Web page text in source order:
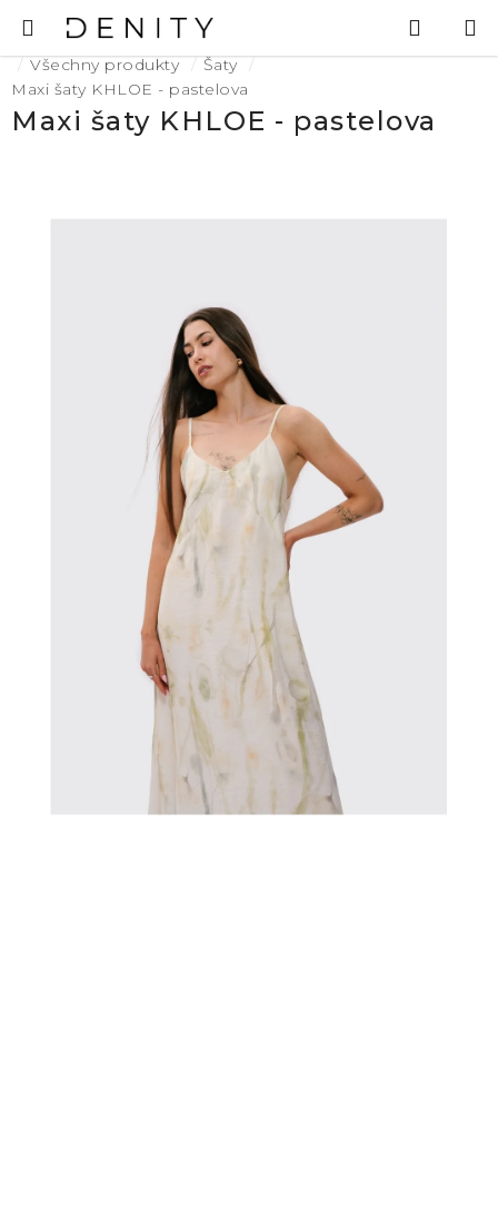
na
obsah
Hledat
Domů
Všechny produkty
Šaty
Maxi šaty KHLOE - pastelova
Maxi šaty KHLOE - pastelova